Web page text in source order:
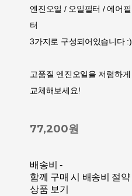
엔진오일 / 오일필터 / 에어필
터
3가지로 구성되어있습니다 :)
고품질 엔진오일을 저렴하게
교체해보세요!
77,200원
배송비 -
함께 구매 시 배송비 절약
상품 보기